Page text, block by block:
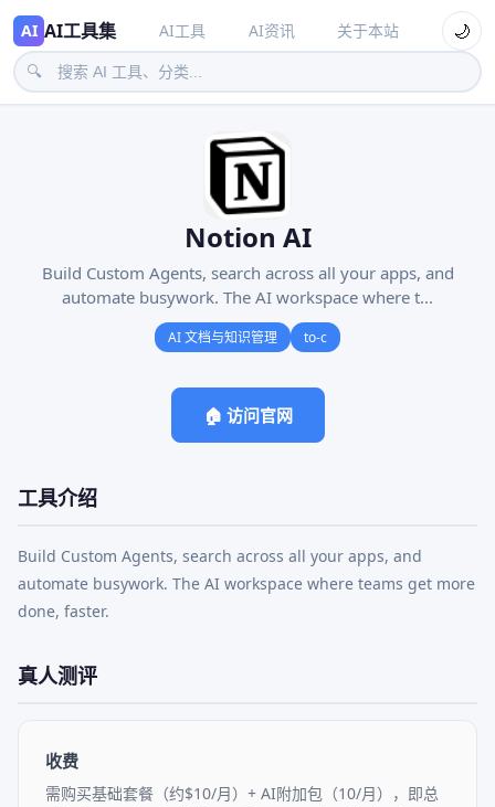
AI AI工具集
🔍
AI工具 AI资讯 关于本站 🌙
Notion AI
Build Custom Agents, search across all your apps, and
automate busywork. The AI workspace where t...
AI 文档与知识管理 to-c
🏠 访问官网
工具介绍
Build Custom Agents, search across all your apps, and
automate busywork. The AI workspace where teams get more
done, faster.
真人测评
收费
需购买基础套餐（约$10/月）+ AI附加包（10/月），即总